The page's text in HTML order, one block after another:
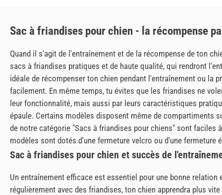
Sac à friandises pour chien - la récompense
Quand il s'agit de l'entraînement et de la récompense de ton
sacs à friandises pratiques et de haute qualité, qui rendront
idéale de récompenser ton chien pendant l'entraînement ou la
facilement. En même temps, tu évites que les friandises ne
leur fonctionnalité, mais aussi par leurs caractéristiques
épaule. Certains modèles disposent même de compartiments
de notre catégorie "Sacs à friandises pour chiens" sont faciles
modèles sont dotés d'une fermeture velcro ou d'une
Sac à friandises pour chien et succès de
Un entraînement efficace est essentiel pour une bonne
régulièrement avec des friandises, ton chien apprendra plus